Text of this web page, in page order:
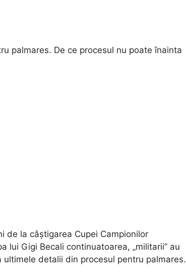
palmares. De ce procesul nu poate înainta
de la câștigarea Cupei Campionilor
lui Gigi Becali continuatoarea, „militarii” au
detalii din procesul pentru palmares.